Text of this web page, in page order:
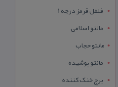
فلفل قرمز درجه 1
مانتو اسلامی
مانتو حجاب
مانتو پوشیده
برج خنک کننده